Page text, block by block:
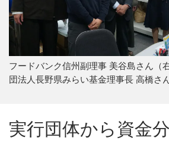
フードバンク信州副理事 美谷島さん（
団法人長野県みらい基金理事長 高橋さ
実行団体から資金